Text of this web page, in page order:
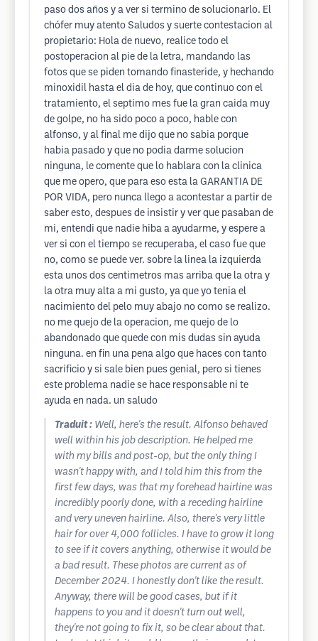
paso dos años y a ver si termino de solucionarlo. El
chófer muy atento Saludos y suerte contestacion al
propietario: Hola de nuevo, realice todo el
postoperacion al pie de la letra, mandando las
fotos que se piden tomando finasteride, y hechando
minoxidil hasta el dia de hoy, que continuo con el
tratamiento, el septimo mes fue la gran caida muy
de golpe, no ha sido poco a poco, hable con
alfonso, y al final me dijo que no sabia porque
habia pasado y que no podia darme solucion
ninguna, le comente que lo hablara con la clinica
que me opero, que para eso esta la GARANTIA DE
POR VIDA, pero nunca llego a acontestar a partir de
saber esto, despues de insistir y ver que pasaban de
mi, entendi que nadie hiba a ayudarme, y espere a
ver si con el tiempo se recuperaba, el caso fue que
no, como se puede ver. sobre la linea la izquierda
esta unos dos centimetros mas arriba que la otra y
la otra muy alta a mi gusto, ya que yo tenia el
nacimiento del pelo muy abajo no como se realizo.
no me quejo de la operacion, me quejo de lo
abandonado que quede con mis dudas sin ayuda
ninguna. en fin una pena algo que haces con tanto
sacrificio y si sale bien pues genial, pero si tienes
este problema nadie se hace responsable ni te
ayuda en nada. un saludo
Traduit : Well, here's the result. Alfonso behaved
well within his job description. He helped me
with my bills and post-op, but the only thing I
wasn't happy with, and I told him this from the
first few days, was that my forehead hairline was
incredibly poorly done, with a receding hairline
and very uneven hairline. Also, there's very little
hair for over 4,000 follicles. I have to grow it long
to see if it covers anything, otherwise it would be
a bad result. These photos are current as of
December 2024. I honestly don't like the result.
Anyway, there will be good cases, but if it
happens to you and it doesn't turn out well,
they're not going to fix it, so be clear about that.